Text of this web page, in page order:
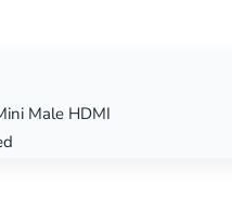
Male HDMI